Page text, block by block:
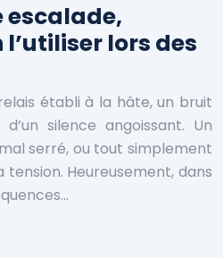
lors des
établi à la hâte, un bruit
silence angoissant. Un
serré, ou tout simplement
tension. Heureusement, dans